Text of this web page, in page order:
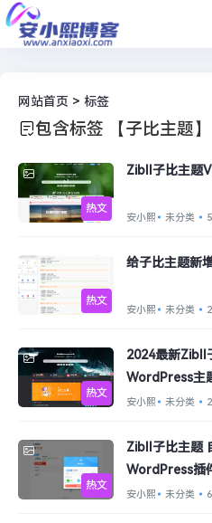
网站首页 > 标签
包含标签 【子比主题
热文
Zibll子比主题
安小熙 未分类
热文
给子比主题新
安小熙 未分类
热文
2024最新Zibll
WordPress主
安小熙 未分类
热文
Zibll子比主题
WordPress插
安小熙 未分类